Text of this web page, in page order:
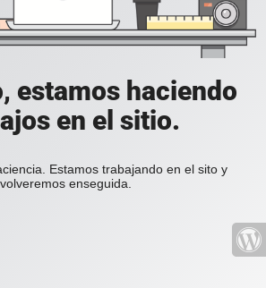
estamos haciendo
en el sitio.
Estamos trabajando en el sito y
volveremos enseguida.